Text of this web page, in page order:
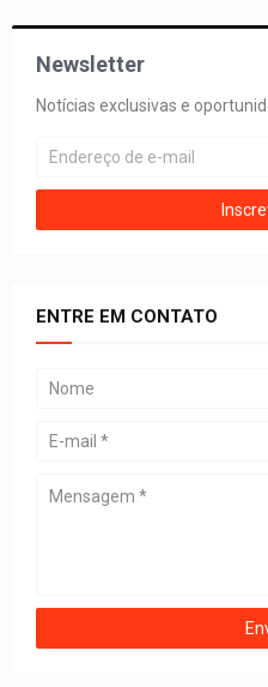
Newsletter
Notícias exclusivas e
ENTRE EM CONTATO